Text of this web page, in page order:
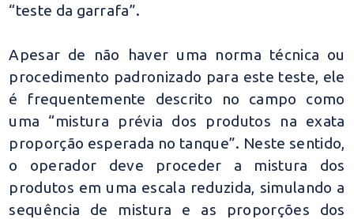
“teste da garrafa”.
Apesar de não haver uma norma técnica ou
procedimento padronizado para este teste, ele
é frequentemente descrito no campo como
uma “mistura prévia dos produtos na exata
proporção esperada no tanque”. Neste sentido,
o operador deve proceder a mistura dos
produtos em uma escala reduzida, simulando a
sequência de mistura e as proporções dos